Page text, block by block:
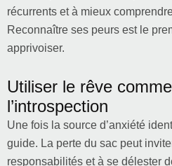
récurrents et à mieux
Reconnaître ses peurs est le
apprivoiser.
Utiliser le rêve
l’introspection
Une fois la source d’anxiété
guide. La perte du sac peut
responsabilités et à se délester